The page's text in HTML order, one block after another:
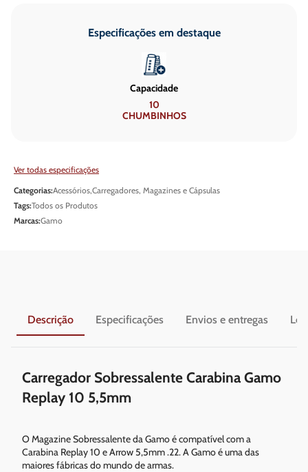
Especificações em destaque
Capacidade
10
CHUMBINHOS
Ver todas especificações
Categorias:Acessórios,Carregadores, Magazines e Cápsulas
Tags:Todos os Produtos
Marcas:Gamo
Descrição Especificações Envios e entregas
Carregador Sobressalente Carabina Gamo
Replay 10 5,5mm
O Magazine Sobressalente da Gamo é compatível com a
Carabina Replay 10 e Arrow 5,5mm .22. A Gamo é uma das
maiores fábricas do mundo de armas.